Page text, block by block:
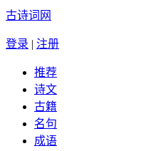
古诗词网
登录 | 注册
推荐
诗文
古籍
名句
成语